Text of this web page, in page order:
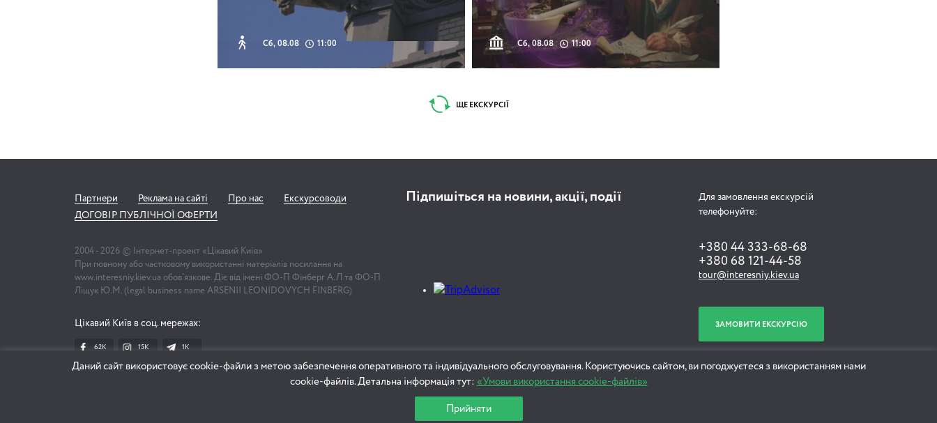
Сб, 08.08 11:00 Сб, 08.08 11:00
ЩЕ ЕКСКУРСІЇ
Партнери Реклама на сайті Про нас
Екскурсоводи
ДОГОВІР ПУБЛІЧНОЇ ОФЕРТИ
2004 - 2026 © Інтернет-проект «Цікавий Київ»
При повному або частковому використанні матеріалів посилання на
www.interesniy.kiev.ua обов'язкове. Діє від імені ФО-П Фінберг А.Л та ФО-П
Ліщук Ю.М. (legal business name ARSENII LEONIDOVYCH FINBERG)
Цікавий Київ в соц. мережах:
62K 15K 1К
Підпишіться на новини, акції, події
Для замовлення екскурсій
телефонуйте:
+380 44 333-68-68
+380 68 121-44-58
tour@interesniy.kiev.ua
ЗАМОВИТИ ЕКСКУРСІЮ
Даний сайт використовує cookie-файли з метою забезпечення оперативного та індивідуального обслуговування. Користуючись сайтом, ви погоджуєтеся з використанням нами
cookie-файлів. Детальна інформація тут: «Умови використання cookie-файлів»
Прийняти